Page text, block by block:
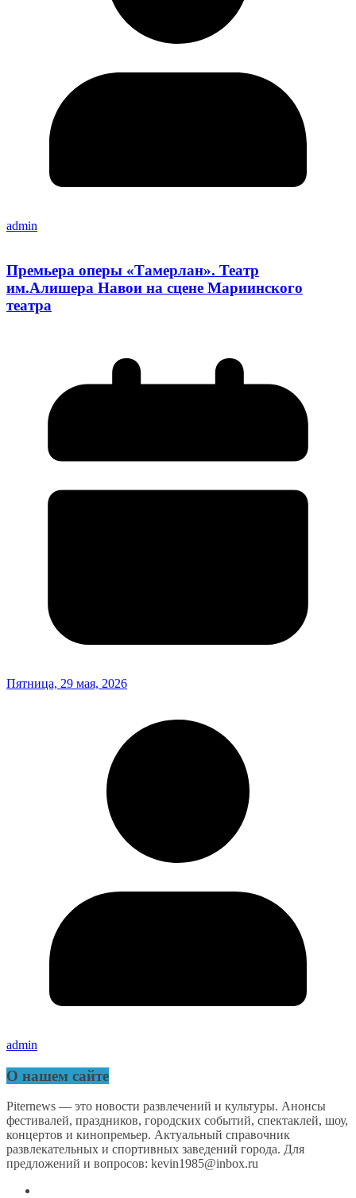
admin
Премьера оперы «Тамерлан». Театр
им.Алишера Навои на сцене Мариинского
театра
Пятница, 29 мая, 2026
admin
О нашем сайте
Piternews — это новости развлечений и культуры. Анонсы
фестивалей, праздников, городских событий, спектаклей, шоу,
концертов и кинопремьер. Актуальный справочник
развлекательных и спортивных заведений города. Для
предложений и вопросов: kevin1985@inbox.ru